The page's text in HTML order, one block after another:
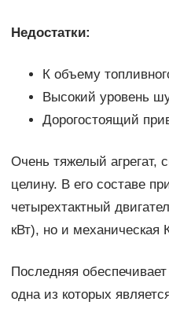
Недостатки:
К объему
Высокий уровень
Дорогостоящий
Очень тяжелый агрегат,
целину. В его составе
четырехтактный
кВт), но и механическая
Последняя
одна из которых